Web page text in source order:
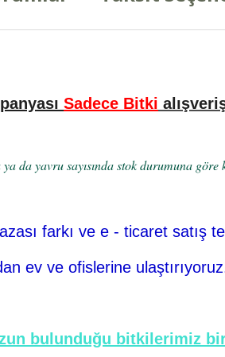
Sadece Bitki
da yavru sayısında stok durumuna
farkı ve e - ticaret satış
ev ve ofislerine
bulunduğu bitkilerimiz